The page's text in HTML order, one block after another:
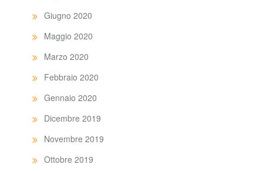
Giugno 2020
Maggio 2020
Marzo 2020
Febbraio 2020
Gennaio 2020
Dicembre 2019
Novembre 2019
Ottobre 2019